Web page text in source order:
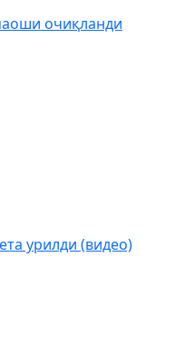
очиқланди
урилди (видео)